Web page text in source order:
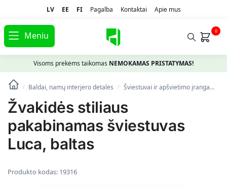
LV EE FI Pagalba Kontaktai Apie mus
Meniu 0
Visoms prekėms taikomas NEMOKAMAS PRISTATYMAS!
/ Baldai, namų interjero detalės / Šviestuvai ir apšvietimo įranga
Žvakidės stiliaus
pakabinamas šviestuvas
Luca, baltas
Produkto kodas: 19316